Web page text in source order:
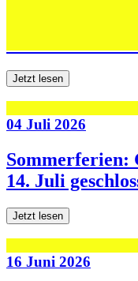
Jetzt lesen
04 Juli 2026
Sommerferien:
14. Juli
Jetzt lesen
16 Juni 2026